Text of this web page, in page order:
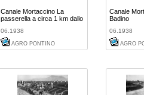
Canale Mortaccino La
passerella a circa 1 km dallo
06.1938
AGRO PONTINO
Canale
Badino
06.1938
AGRO